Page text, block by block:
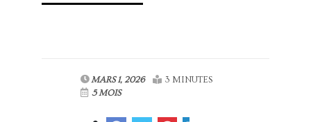
MARS 1, 2026
3 MINUTES
5 MOIS